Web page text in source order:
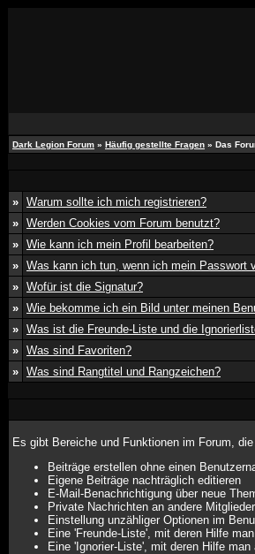
Dark Legion Forum » Häufig gestellte Fragen » Das
» Warum sollte ich mich registrieren?
» Werden Cookies vom Forum benutzt?
» Wie kann ich mein Profil bearbeiten?
» Was kann ich tun, wenn ich mein Passwort
» Wofür ist die Signatur?
» Wie bekomme ich ein Bild unter meinen
» Was ist die Freunde-Liste und die
» Was sind Favoriten?
» Was sind Rangtitel und Rangzeichen?
Es gibt Bereiche und Funktionen im Forum,
Beiträge erstellen ohne einen
Eigene Beiträge nachträglich editieren
E-Mail-Benachrichtigung über neue
Private Nachrichten an andere
Einstellung unzähliger Optionen im
Eine 'Freunde-Liste', mit deren Hilfe
Eine 'Ignorier-Liste', mit deren Hilfe